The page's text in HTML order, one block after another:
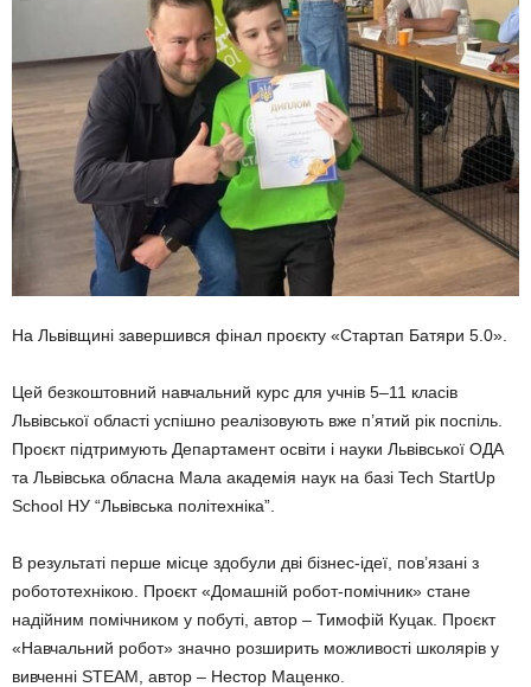
На Львівщині завершився фінал проєкту «Стартап Батяри 5.0».
Цей безкоштовний навчальний курс для учнів 5–11 класів
Львівської області успішно реалізовують вже п’ятий рік поспіль.
Проєкт підтримують Департамент освіти і науки Львівської ОДА
та Львівська обласна Мала академія наук на базі Tech StartUp
School НУ “Львівська політехніка”.
В результаті перше місце здобули дві бізнес-ідеї, пов’язані з
робототехнікою. Проєкт «Домашній робот-помічник» стане
надійним помічником у побуті, автор – Тимофій Куцак. Проєкт
«Навчальний робот» значно розширить можливості школярів у
вивченні STEAM, автор – Нестор Маценко.